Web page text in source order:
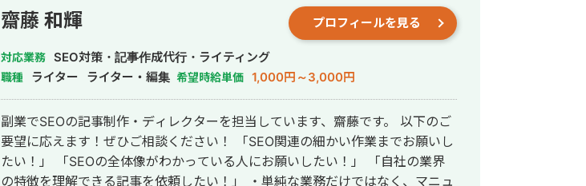
https://www.adjustbook.com/doc/us/13847/bk/17232#/p10_11/ 合同会社
MarkeSense様 「Mr.バーチャルオフィス」（掲載許可はいただいております）
https://mr-virtual-office.jp/resonance-interview/ そのほかにも、クローズド
な場であれば共有できる記事もあるので、気になる方はお気軽にお声がけくだ
齋藤 和輝 プロフィールを見る
対応業務 SEO対策・記事作成代行・ライティング
職種 ライター ライター・編集 希望時給単価 1,000円～3,000円
副業でSEOの記事制作・ディレクターを担当しています、齋藤です。 以下のご
要望に応えます！ぜひご相談ください！ 「SEO関連の細かい作業までお願いし
たい！」 「SEOの全体像がわかっている人にお願いしたい！」 「自社の業界
の特徴を理解できる記事を依頼したい！」 ・単純な業務だけではなく、マニュ